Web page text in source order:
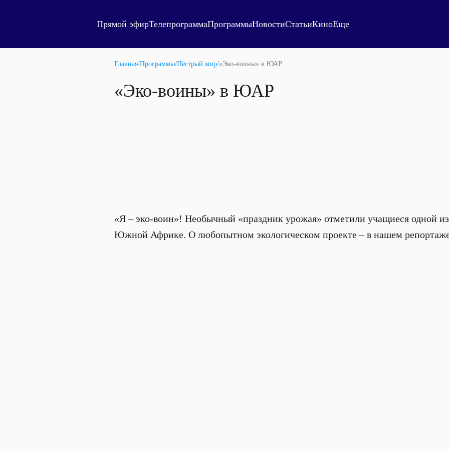
Прямой эфирТелепрограммаПрограммыНовостиСтатьиКиноЕще
Главная/Программы/Пёстрый мир/«Эко-воины» в ЮАР
«Эко-воины» в ЮАР
«Я – эко-воин»! Необычный «праздник урожая» отметили учащиеся одной
Южной Африке. О любопытном экологическом проекте – в нашем